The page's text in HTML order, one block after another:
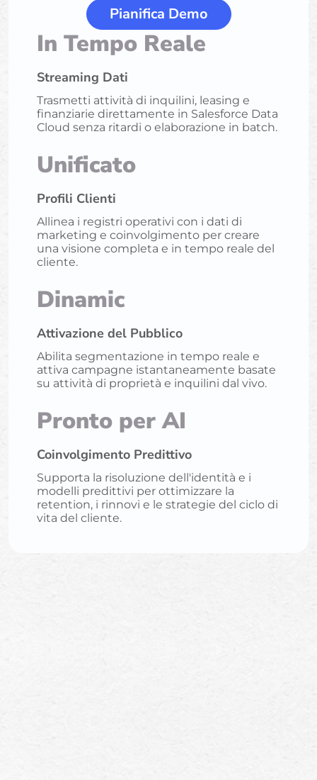
Pianifica Demo
In Tempo Reale
Streaming Dati
Trasmetti attività di inquilini, leasing e
finanziarie direttamente in Salesforce Data
Cloud senza ritardi o elaborazione in batch.
Unificato
Profili Clienti
Allinea i registri operativi con i dati di
marketing e coinvolgimento per creare
una visione completa e in tempo reale del
cliente.
Dinamic
Attivazione del Pubblico
Abilita segmentazione in tempo reale e
attiva campagne istantaneamente basate
su attività di proprietà e inquilini dal vivo.
Pronto per AI
Coinvolgimento Predittivo
Supporta la risoluzione dell'identità e i
modelli predittivi per ottimizzare la
retention, i rinnovi e le strategie del ciclo di
vita del cliente.